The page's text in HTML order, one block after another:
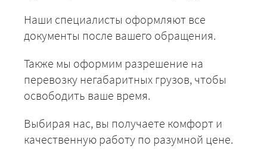
Наши специалисты оформляют все
документы после вашего обращения.
Также мы оформим разрешение на
перевозку негабаритных грузов, чтобы
освободить ваше время.
Выбирая нас, вы получаете комфорт и
качественную работу по разумной цене.